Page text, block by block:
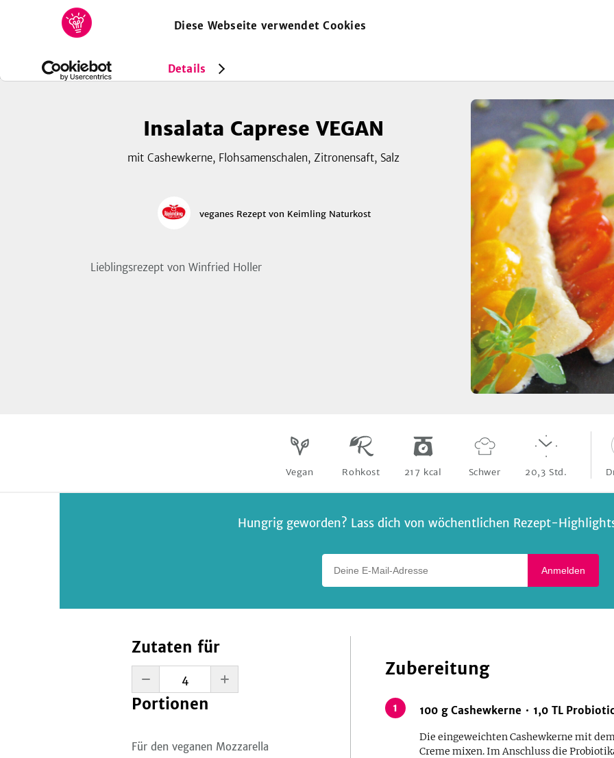
Diese Webseite verwendet Cookies
Details
REZEPTE SAMMLUNGEN MAGAZIN
Rezepte Vegan Insalata Caprese VEGAN
Insalata Caprese VEGAN
mit Cashewkerne, Flohsamenschalen, Zitronensaft, Salz
veganes Rezeptvon Keimling Naturkost
Lieblingsrezept von Winfried Holler
Vegan Rohkost 217 kcal Schwer 20,3 Std.
Hungrig geworden? Lass dich von wöchentlichen Rezept-
Anmelden
Zutaten für
Portionen
Für den veganen Mozzarella
Zubereitung
1 100 g Cashewkerne 1,0 TL
Die eingeweichten Cashewkerne mit
Creme mixen. Im Anschluss die